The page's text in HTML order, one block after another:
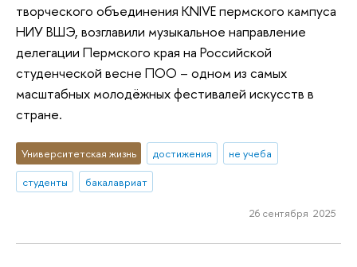
творческого объединения KNIVE пермского кампуса
НИУ ВШЭ, возглавили музыкальное направление
делегации Пермского края на Российской
студенческой весне ПОО – одном из самых
масштабных молодёжных фестивалей искусств в
стране.
Университетская жизнь достижения
не учеба
студенты
бакалавриат
26 сентября 2025